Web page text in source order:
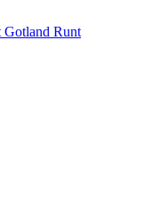
Gotland Runt